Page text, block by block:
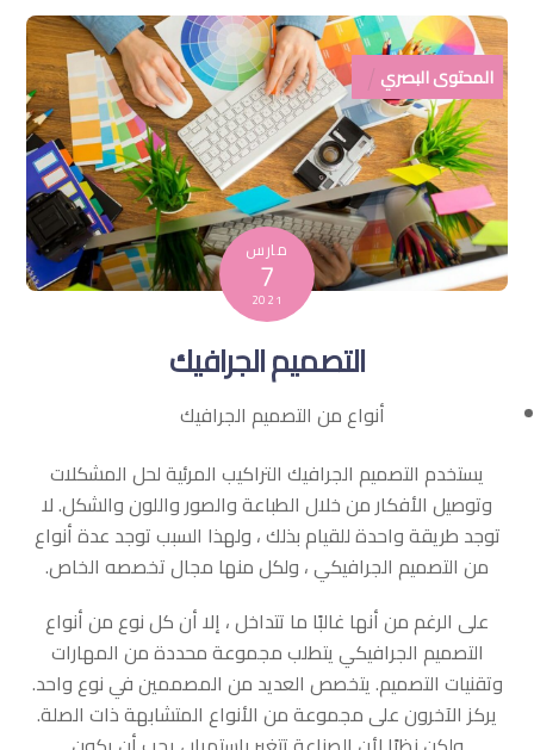
مارس
7
2021
التصميم الجرافيك
المحتوى البصري
أنواع من التصميم الجرافيك
يستخدم التصميم الجرافيك التراكيب المرئية لحل المشكلات
وتوصيل الأفكار من خلال الطباعة والصور واللون والشكل. لا
توجد طريقة واحدة للقيام بذلك ، ولهذا السبب توجد عدة أنواع
من التصميم الجرافيكي ، ولكل منها مجال تخصصه الخاص.
على الرغم من أنها غالبًا ما تتداخل ، إلا أن كل نوع من أنواع
التصميم الجرافيكي يتطلب مجموعة محددة من المهارات
وتقنيات التصميم. يتخصص العديد من المصممين في نوع واحد.
يركز الآخرون على مجموعة من الأنواع المتشابهة ذات الصلة.